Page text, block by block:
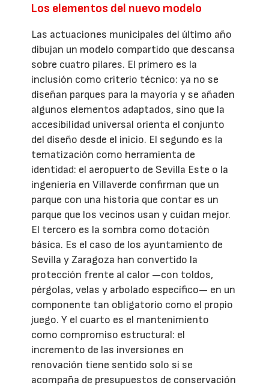
Los elementos del nuevo modelo
Las actuaciones municipales del último año
dibujan un modelo compartido que descansa
sobre cuatro pilares. El primero es la
inclusión como criterio técnico: ya no se
diseñan parques para la mayoría y se añaden
algunos elementos adaptados, sino que la
accesibilidad universal orienta el conjunto
del diseño desde el inicio. El segundo es la
tematización como herramienta de
identidad: el aeropuerto de Sevilla Este o la
ingeniería en Villaverde confirman que un
parque con una historia que contar es un
parque que los vecinos usan y cuidan mejor.
El tercero es la sombra como dotación
básica. Es el caso de los ayuntamiento de
Sevilla y Zaragoza han convertido la
protección frente al calor —con toldos,
pérgolas, velas y arbolado específico— en un
componente tan obligatorio como el propio
juego. Y el cuarto es el mantenimiento
como compromiso estructural: el
incremento de las inversiones en
renovación tiene sentido solo si se
acompaña de presupuestos de conservación